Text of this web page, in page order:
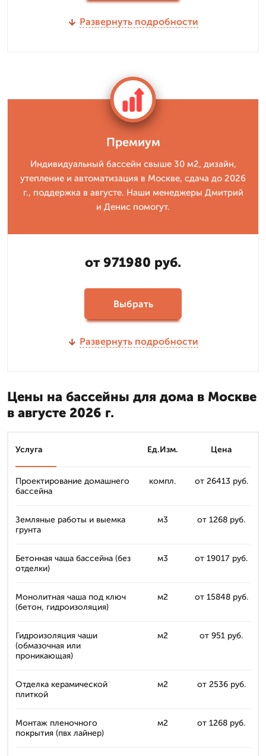
Развернуть подробности
Премиум
Индивидуальный бассейн свыше 30 м2, дизайн,
утепление и автоматизация в Москве, сдача до 2026
г., поддержка в августе. Наши менеджеры Дмитрий
и Денис помогут.
от 971980 руб.
Выбрать
Развернуть подробности
Цены на бассейны для дома в Москве
в августе 2026 г.
Услуга Ед.Изм. Цена
Проектирование домашнего
бассейна
компл. от 26413 руб.
Земляные работы и выемка
грунта
м3 от 1268 руб.
Бетонная чаша бассейна (без
отделки)
м3 от 19017 руб.
Монолитная чашa под ключ
(бетон, гидроизоляция)
м2 от 15848 руб.
Гидроизоляция чаши
(обмазочная или
проникающая)
м2 от 951 руб.
Отделка керамической
плиткой
м2 от 2536 руб.
Монтаж пленочного
покрытия (пвх лайнер)
м2 от 1268 руб.